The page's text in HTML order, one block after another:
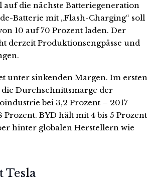
auf die nächste Batteriegeneration
Batterie mit „Flash-Charging“ soll
10 auf 70 Prozent laden. Der
derzeit Produktionsengpässe und
unter sinkenden Margen. Im ersten
Durchschnittsmarge der
bei 3,2 Prozent – 2017
Prozent. BYD hält mit 4 bis 5 Prozent
hinter globalen Herstellern wie
Tesla